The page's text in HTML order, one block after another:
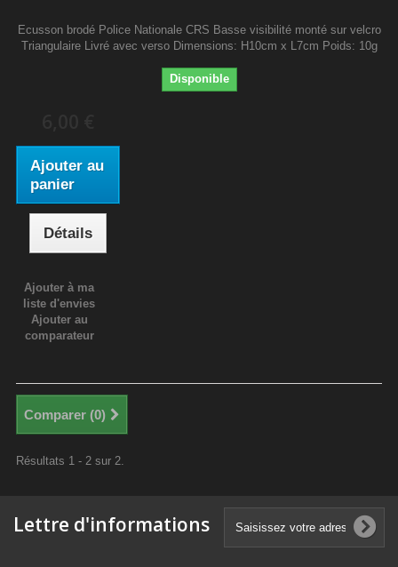
Ecusson brodé Police Nationale CRS Basse visibilité monté sur velcro
Triangulaire Livré avec verso Dimensions: H10cm x L7cm Poids: 10g
Disponible
Ajouter au
panier
Détails
Ajouter à ma
liste d'envies
Ajouter au
comparateur
Comparer (0)
Résultats 1 - 2 sur 2.
Lettre d'informations